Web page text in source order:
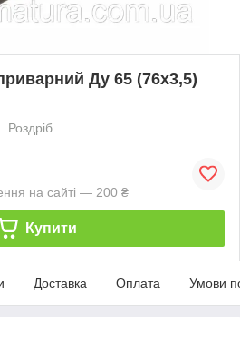
Ду 65 (76х3,5)
Роздріб
на сайті — 200 ₴
Купити
Доставка Оплата Умови